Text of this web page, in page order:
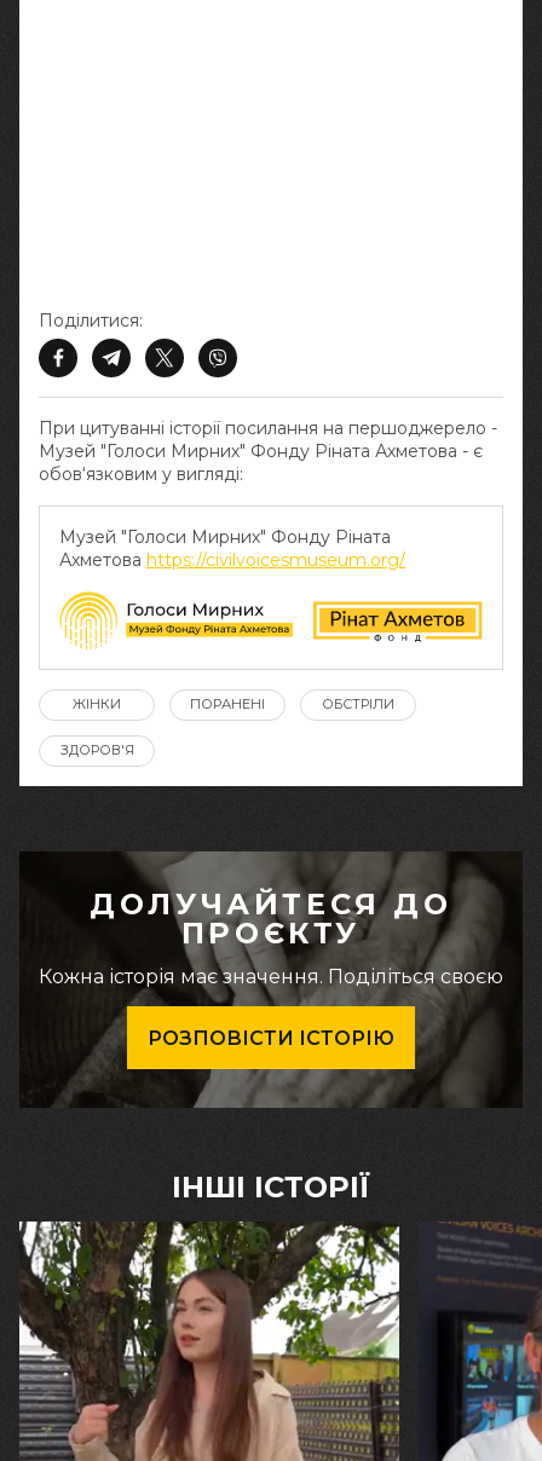
При цитуванні історії посилання на першоджерело -
Музей "Голоси Мирних" Фонду Ріната Ахметова - є
обов‘язковим у вигляді:
Музей "Голоси Мирних" Фонду Ріната
Ахметова https://civilvoicesmuseum.org/
Поділитися:
ЖІНКИ ПОРАНЕНІ ОБСТРІЛИ
ЗДОРОВ'Я
ДОЛУЧАЙТЕСЯ ДО
ПРОЄКТУ
Кожна історія має значення. Поділіться своєю
РОЗПОВІСТИ ІСТОРІЮ
ІНШІ ІСТОРІЇ